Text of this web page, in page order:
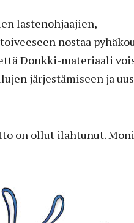
lastenohjaajien,
nostaa
Donkki-materiaali
järjestämiseen ja
on ollut ilahtunut.